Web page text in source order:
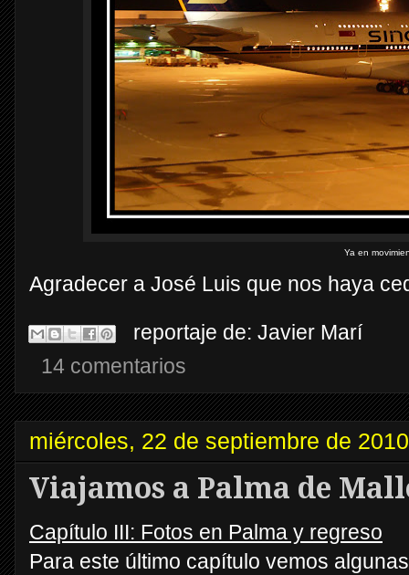
Ya en
Agradecer a José Luis que nos haya
reportaje de: Javier Marí
14 comentarios
miércoles, 22 de septiembre de 2010
Viajamos a Palma de
Capítulo III: Fotos en Palma y regreso
Para este último capítulo vemos